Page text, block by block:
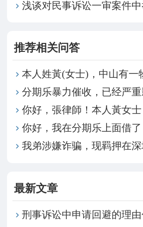
推荐相关问答
最新文章
刑事诉讼中申请回避的理